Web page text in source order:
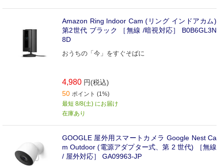
Amazon Ring Indoor Cam (リング インドアカム)
第2世代 ブラック ［無線 /暗視対応］ B0B6GL3N
8D
おうちの「今」をすぐそばに
4,980 円(税込)
50 ポイント (1%)
最短 8/8(土) にお届け
在庫あり
GOOGLE 屋外用スマートカメラ Google Nest Ca
m Outdoor (電源アダプター式、第 2 世代) ［無線
/ 屋外対応］ GA09963-JP